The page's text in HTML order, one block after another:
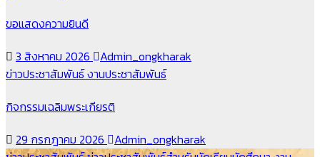
ขอแสดงความยินดี
3 สิงหาคม 2026
Admin_ongkharak
ข่าวประชาสัมพันธ์งานประชาสัมพันธ์
กิจกรรมเฉลิมพระเกียรติ
29 กรกฎาคม 2026
Admin_ongkharak